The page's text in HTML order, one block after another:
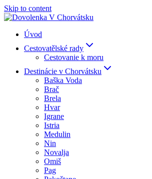
Skip to content
Úvod
Cestovatělské rady
Cestovanie k moru
Destinácie v Chorvátsku
Baška Voda
Brač
Brela
Hvar
Igrane
Istria
Medulin
Nin
Novalja
Omiš
Pag